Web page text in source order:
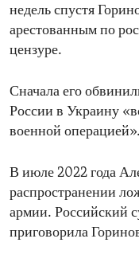
недель спустя
арестованным по
цензуре.
Сначала его
России в Украину
военной операцией».
В июле 2022 года
распространении
армии. Российский
приговорила